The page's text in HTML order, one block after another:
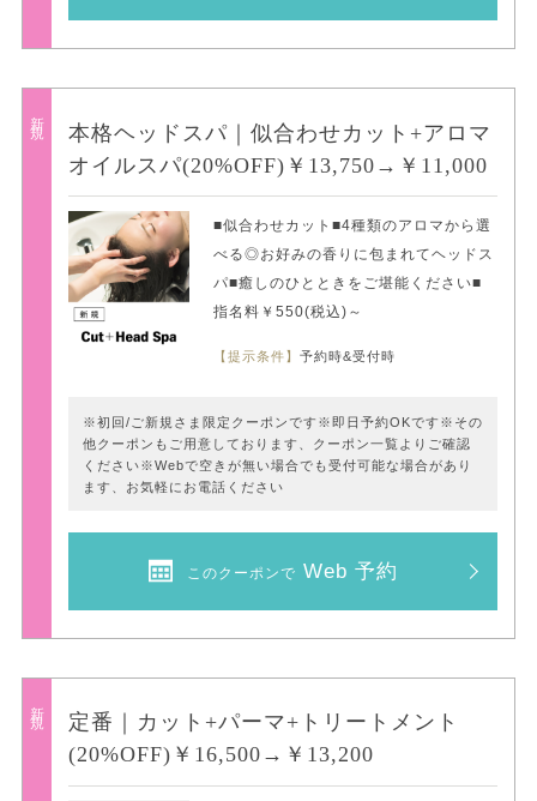
新規
本格ヘッドスパ｜似合わせカット+アロマ
オイルスパ(20%OFF)￥13,750→￥11,000
■似合わせカット■4種類のアロマから選
べる◎お好みの香りに包まれてヘッドス
パ■癒しのひとときをご堪能ください■
指名料￥550(税込)～
【提示条件】予約時&受付時
※初回/ご新規さま限定クーポンです※即日予約OKです※その
他クーポンもご用意しております、クーポン一覧よりご確認
ください※Webで空きが無い場合でも受付可能な場合があり
ます、お気軽にお電話ください
このクーポンで Web 予約
新規
定番｜カット+パーマ+トリートメント
(20%OFF)￥16,500→￥13,200